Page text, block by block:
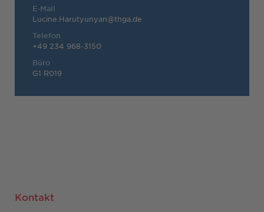
E-Mail
Lucine.Harutyunyan@thga.de
Telefon
+49 234 968-3150
Büro
G1 R019
Kontakt